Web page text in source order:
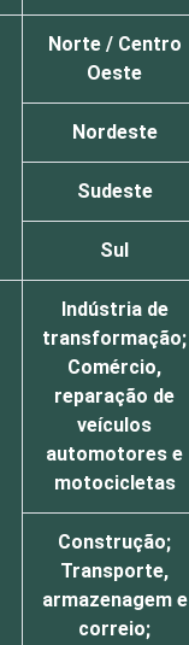
Norte / Centro
Oeste
Nordeste
Sudeste
Sul
Indústria de
transformação;
Comércio,
reparação de
veículos
automotores e
motocicletas
Construção;
Transporte,
armazenagem e
correio;